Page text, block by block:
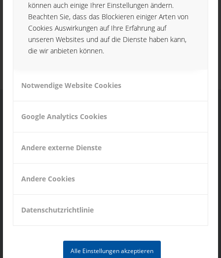
können auch einige Ihrer Einstellungen ändern.
Beachten Sie, dass das Blockieren einiger Arten von
Cookies Auswirkungen auf Ihre Erfahrung auf
unseren Websites und auf die Dienste haben kann,
die wir anbieten können.
Notwendige Website Cookies
Google Analytics Cookies
Andere externe Dienste
Andere Cookies
Datenschutzrichtlinie
Alle Einstellungen akzeptieren
Besuchen Sie die Schule und lernen Sie die Arbeitgeber im
dualen Ausbildungssystem kennen, zu dem auch Mikrotech
s.r.o. gehört.
Mikrotech s.r.o.
Fax: +421 42 4324230